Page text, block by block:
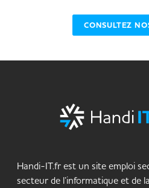
CONSULTEZ
Handi-IT.fr est un site emploi
secteur de l’informatique et de